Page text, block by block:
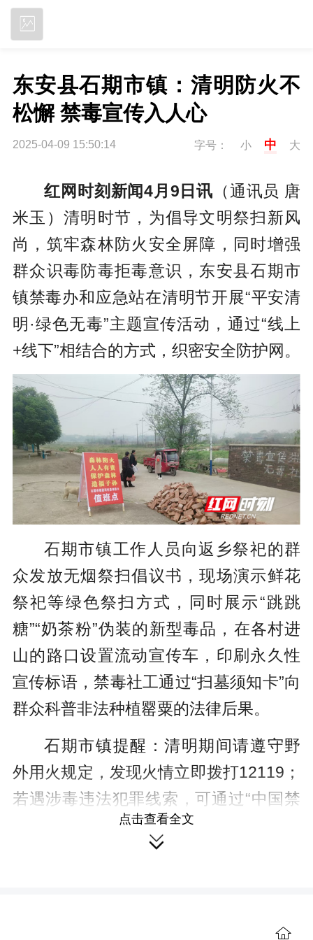
东安县石期市镇：清明防火不
松懈 禁毒宣传入人心
2025-04-09 15:50:14 字号： 小 中 大
红网时刻新闻4月9日讯 （通讯员 唐
米玉）清明时节，为倡导文明祭扫新风
尚，筑牢森林防火安全屏障，同时增强
群众识毒防毒拒毒意识，东安县石期市
镇禁毒办和应急站在清明节开展“平安清
明·绿色无毒”主题宣传活动，通过“线上
+线下”相结合的方式，织密安全防护网。
石期市镇工作人员向返乡祭祀的群
众发放无烟祭扫倡议书，现场演示鲜花
祭祀等绿色祭扫方式，同时展示“跳跳
糖”“奶茶粉”伪装的新型毒品，在各村进
山的路口设置流动宣传车，印刷永久性
宣传标语，禁毒社工通过“扫墓须知卡”向
群众科普非法种植罂粟的法律后果。
石期市镇提醒：清明期间请遵守野
外用火规定，发现火情立即拨打12119；
若遇涉毒违法犯罪线索，可通过“中国禁
毒”微信公众号或110报警电话举报。让
我们共同守护绿水青山，共建无毒家
点击查看全文
